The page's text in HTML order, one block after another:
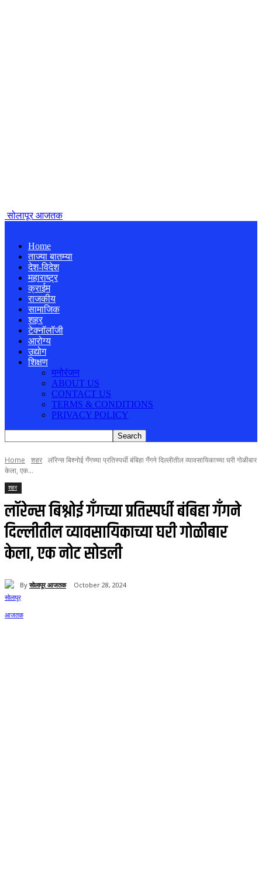
सोलापूर आजतक
Home
ताज्या बातम्या
देश-विदेश
महाराष्ट्र
क्राईम
राजकीय
सामाजिक
शहर
टेक्नॉलॉजी
आरोग्य
उद्योग
शिक्षण
मनोरंजन
ABOUT US
CONTACT US
TERMS & CONDITIONS
PRIVACY POLICY
Home शहर लॉरेन्स बिश्नोई गँगच्या प्रतिस्पर्धी बंबिहा गँगने दिल्लीतील व्यावसायिकाच्या घरी गोळीबार
केला, एक...
शहर
लॉरेन्स बिश्नोई गँगच्या प्रतिस्पर्धी बंबिहा गँगने
दिल्लीतील व्यावसायिकाच्या घरी गोळीबार
केला, एक नोट सोडली
By सोलापूर आजतक October 28, 2024